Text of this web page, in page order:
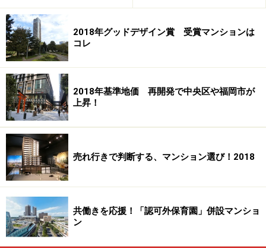
「エリアを変更する」・・・2.3％
「当てはまるものはない」・・・5.0％
「中古物件の購入を検討する（新築物件の購入をあきら
める）｝・・・7.6％
「当分購入を見送る」・・・3.5％
「戸建ての購入を検討する（マンション購入をあきらめ
る）」・・・1.2％
新築マンション購入検討意向者のうち「当分購入を見送
る」とした方は、3.5％。戸建てや中古に検討先を切り替
がら新築マンションの購入意向を続けて持っているよう
です。
2018年グッドデザイン賞 受賞マンションは
コレ
2018年基準地価 再開発で中央区や福岡市が
上昇！
売れ行きで判断する、マンション選び！2018
共働きを応援！「認可外保育園」併設マンショ
ン